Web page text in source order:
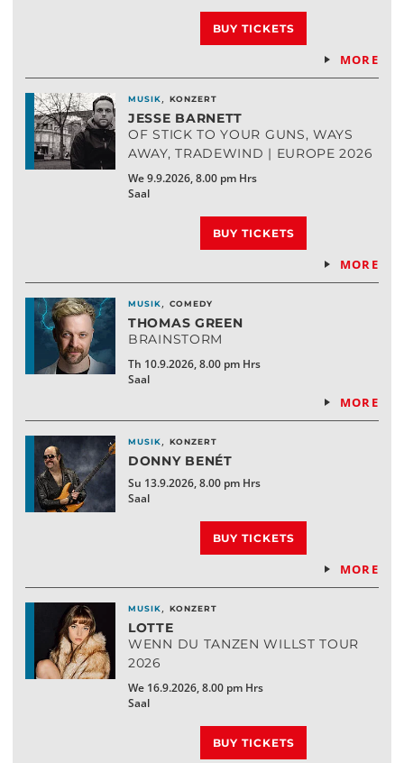
MORE
BUY TICKETS
MUSIK, KONZERT
JESSE BARNETT
OF STICK TO YOUR GUNS, WAYS
AWAY, TRADEWIND | EUROPE 2026
We 9.9.2026, 8.00 pm Hrs
Saal
MORE
BUY TICKETS
MUSIK, COMEDY
THOMAS GREEN
BRAINSTORM
Th 10.9.2026, 8.00 pm Hrs
Saal
MORE
MUSIK, KONZERT
DONNY BENÉT
Su 13.9.2026, 8.00 pm Hrs
Saal
MORE
BUY TICKETS
MUSIK, KONZERT
LOTTE
WENN DU TANZEN WILLST TOUR
2026
We 16.9.2026, 8.00 pm Hrs
Saal
BUY TICKETS